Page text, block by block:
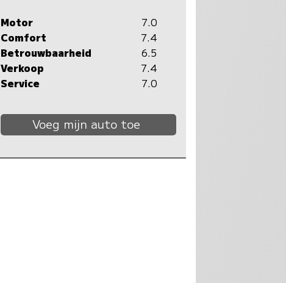
Motor
7.0
Comfort
7.4
Betrouwbaarheid
6.5
Verkoop
7.4
Service
7.0
Voeg mijn auto toe